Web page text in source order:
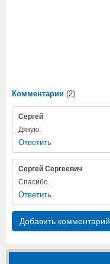
Комментарии (2)
Сергей
Дякую.
Ответить
Сергей Сергеевич
Спасибо.
Ответить
Добавить комментарий